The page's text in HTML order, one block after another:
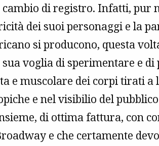
di registro. Infatti, pur
dei suoi personaggi e la
si producono, questa
voglia di sperimentare e
e muscolare dei corpi tirati a
e nel visibilio del
di ottima fattura, con
e che certamente